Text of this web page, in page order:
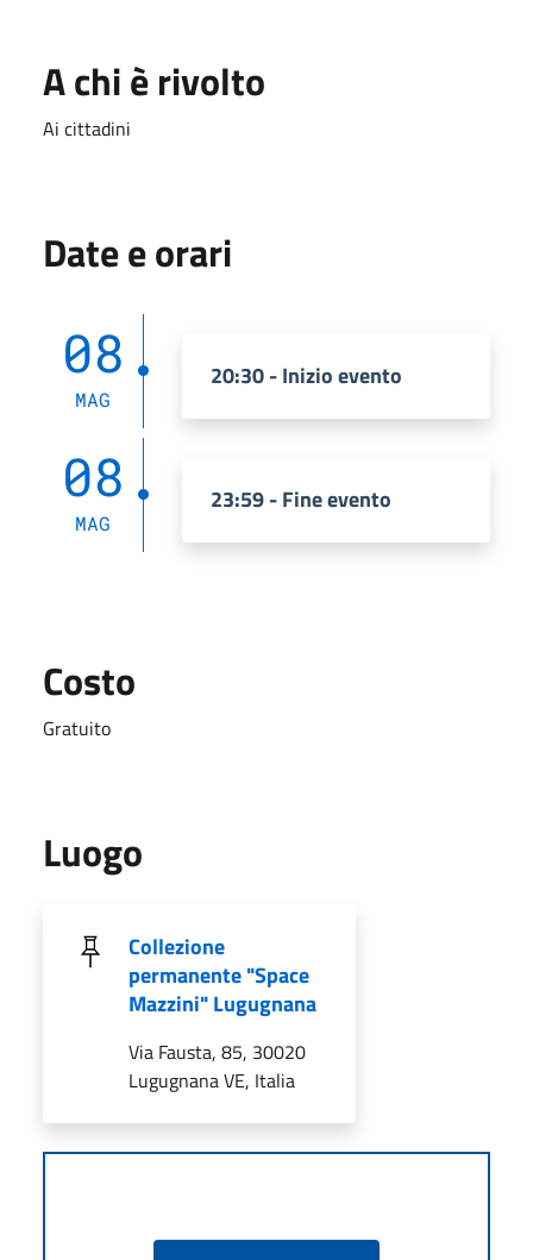
A chi è rivolto
Ai cittadini
Date e orari
08
MAG
20:30 - Inizio evento
08
MAG
23:59 - Fine evento
Costo
Gratuito
Luogo
Collezione
permanente "Space
Mazzini" Lugugnana
Via Fausta, 85, 30020
Lugugnana VE, Italia